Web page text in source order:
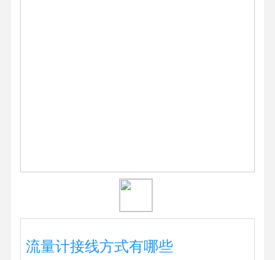
流量计接线方式有哪些